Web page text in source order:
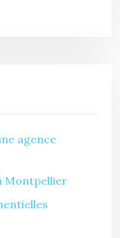
agence
Montpellier